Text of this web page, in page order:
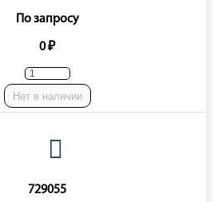
По запросу
0 ₽
Нет в наличии
729055